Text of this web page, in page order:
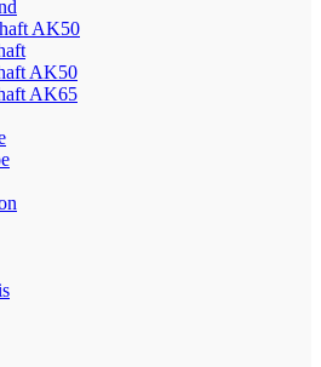
AK50
AK50
AK65